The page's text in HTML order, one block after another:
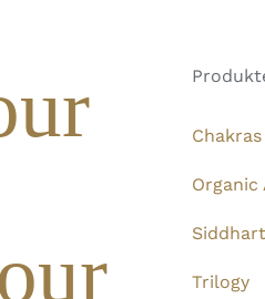
Chakras
Organic
Trilogy